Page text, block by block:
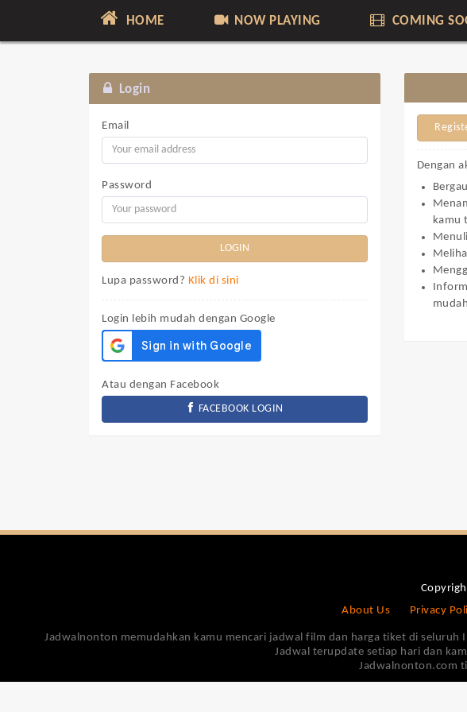
HOME NOW PLAYING COMING
Login
Email
Password
Lupa password? Klik di sini
Login lebih mudah dengan Google
Atau dengan Facebook
FACEBOOK LOGIN
Dengan
kamu
About Us
Privacy
Jadwalnonton memudahkan kamu mencari jadwal film dan harga tiket di seluruh
Jadwal terupdate setiap hari dan
Jadwalnonton.com